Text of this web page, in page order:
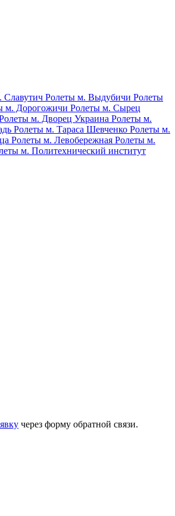
Славутич Ролеты м. Выдубичи Ролеты
м. Дорогожичи Ролеты м. Сырец
м. Дворец Украина Ролеты м.
Ролеты м. Тараса Шевченко Ролеты м.
Ролеты м. Левобережная Ролеты м.
м. Политехнический институт
через форму обратной связи.